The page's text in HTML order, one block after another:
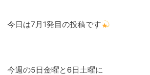
今日は7月1発目の投稿です
今週の5日金曜と6日土曜に